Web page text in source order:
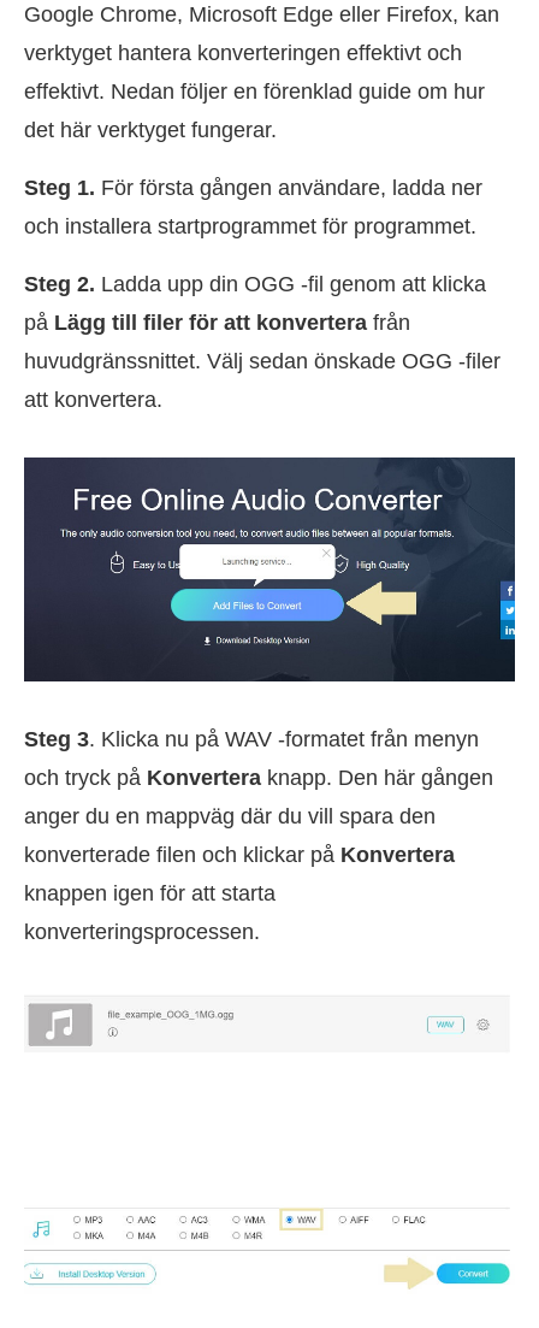
Google Chrome, Microsoft Edge eller Firefox, kan
verktyget hantera konverteringen effektivt och
effektivt. Nedan följer en förenklad guide om hur
det här verktyget fungerar.
Steg 1. För första gången användare, ladda ner
och installera startprogrammet för programmet.
Steg 2. Ladda upp din OGG -fil genom att klicka
på Lägg till filer för att konvertera från
huvudgränssnittet. Välj sedan önskade OGG -filer
att konvertera.
Steg 3. Klicka nu på WAV -formatet från menyn
och tryck på Konvertera knapp. Den här gången
anger du en mappväg där du vill spara den
konverterade filen och klickar på Konvertera
knappen igen för att starta
konverteringsprocessen.